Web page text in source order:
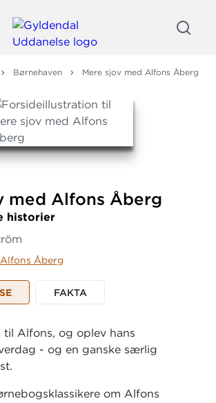
Børnehaven Mere sjov med Alfons Åberg
med Alfons Åberg
historier
Alfons Åberg
FAKTA
til Alfons, og oplev hans
- og en ganske særlig
om Alfons